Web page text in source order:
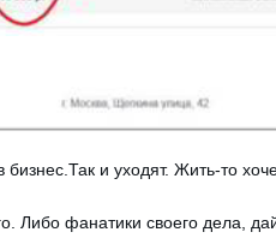
и уходят. Жить-то
Либо фанатики своего дела,